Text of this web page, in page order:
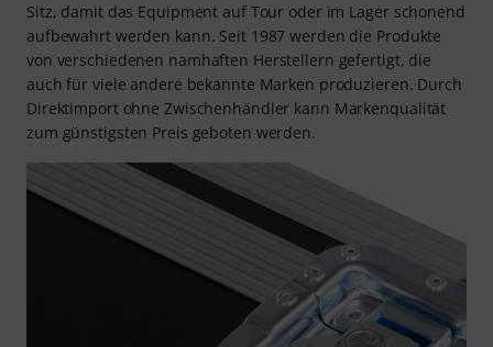
Sitz, damit das Equipment auf Tour oder im Lager schonend
aufbewahrt werden kann. Seit 1987 werden die Produkte
von verschiedenen namhaften Herstellern gefertigt, die
auch für viele andere bekannte Marken produzieren. Durch
Direktimport ohne Zwischenhändler kann Markenqualität
zum günstigsten Preis geboten werden.